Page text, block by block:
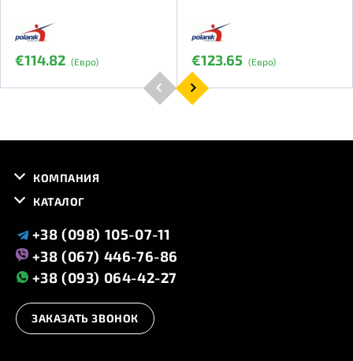
€114.82 (Евро) €123.65 (Евро)
КОМПАНИЯ
КАТАЛОГ
+38 (098) 105-07-11
+38 (067) 446-76-86
+38 (093) 064-42-27
ЗАКАЗАТЬ ЗВОНОК